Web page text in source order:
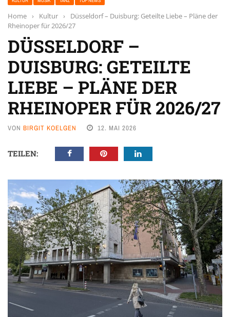
Home › Kultur ›
Düsseldorf – Duisburg: Geteilte Liebe – Pläne der
Rheinoper für 2026/27
DÜSSELDORF –
DUISBURG: GETEILTE
LIEBE – PLÄNE DER
RHEINOPER FÜR 2026/27
VON BIRGIT KOELGEN 12. MAI 2026
TEILEN: